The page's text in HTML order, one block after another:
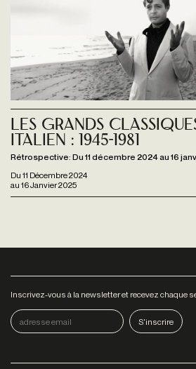
Du 11 Décembre 2024
au 16 Janvier 2025
Les Grands
italien : 1945-1981
Rétrospective: Du 11 décembre 2024 au 16
Inscrivez-vous à la newsletter et recevez chaque